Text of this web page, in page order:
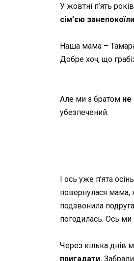
У жовтні п’ять
сім’єю
Наша мама – Тамара
Добре хоч, що
Але ми з братом не
убезпечений.
І ось уже п’ята
повернулася мама,
подзвонила
погодилась. Ось ми
Через кілька днів
пригадати.